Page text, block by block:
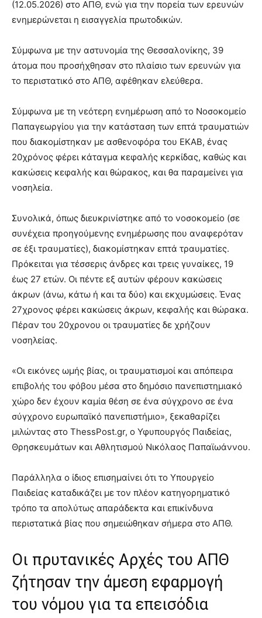
(12.05.2026) στο ΑΠΘ, ενώ για την πορεία των ερευνών
ενημερώνεται η εισαγγελία πρωτοδικών.
Σύμφωνα με την αστυνομία της Θεσσαλονίκης, 39
άτομα που προσήχθησαν στο πλαίσιο των ερευνών για
το περιστατικό στο ΑΠΘ, αφέθηκαν ελεύθερα.
Σύμφωνα με τη νεότερη ενημέρωση από το Νοσοκομείο
Παπαγεωργίου για την κατάσταση των επτά τραυματιών
που διακομίστηκαν με ασθενοφόρα του ΕΚΑΒ, ένας
20χρόνος φέρει κάταγμα κεφαλής κερκίδας, καθώς και
κακώσεις κεφαλής και θώρακος, και θα παραμείνει για
νοσηλεία.
Συνολικά, όπως διευκρινίστηκε από το νοσοκομείο (σε
συνέχεια προηγούμενης ενημέρωσης που αναφερόταν
σε έξι τραυματίες), διακομίστηκαν επτά τραυματίες.
Πρόκειται για τέσσερις άνδρες και τρεις γυναίκες, 19
έως 27 ετών. Οι πέντε εξ αυτών φέρουν κακώσεις
άκρων (άνω, κάτω ή και τα δύο) και εκχυμώσεις. Ένας
27χρονος φέρει κακώσεις άκρων, κεφαλής και θώρακα.
Πέραν του 20χρονου οι τραυματίες δε χρήζουν
νοσηλείας.
«Οι εικόνες ωμής βίας, οι τραυματισμοί και απόπειρα
επιβολής του φόβου μέσα στο δημόσιο πανεπιστημιακό
χώρο δεν έχουν καμία θέση σε ένα σύγχρονο σε ένα
σύγχρονο ευρωπαϊκό πανεπιστήμιο», ξεκαθαρίζει
μιλώντας στο ThessPost.gr, ο Υφυπουργός Παιδείας,
Θρησκευμάτων και Αθλητισμού Νικόλαος Παπαϊωάννου.
Παράλληλα ο ίδιος επισημαίνει ότι το Υπουργείο
Παιδείας καταδικάζει με τον πλέον κατηγορηματικό
τρόπο τα απολύτως απαράδεκτα και επικίνδυνα
περιστατικά βίας που σημειώθηκαν σήμερα στο ΑΠΘ.
Οι πρυτανικές Αρχές του ΑΠΘ
ζήτησαν την άμεση εφαρμογή
του νόμου για τα επεισόδια